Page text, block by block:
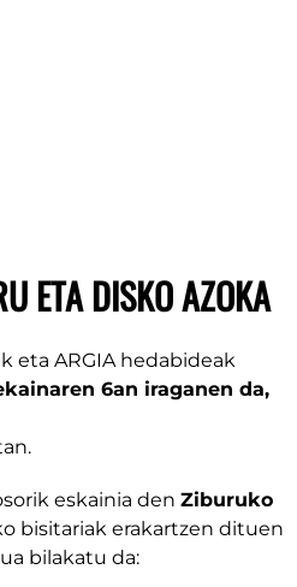
ETA DISKO AZOKA
eta ARGIA hedabideak
6an iraganen da,
eskainia den Ziburuko
bisitariak erakartzen dituen
bilakatu da: